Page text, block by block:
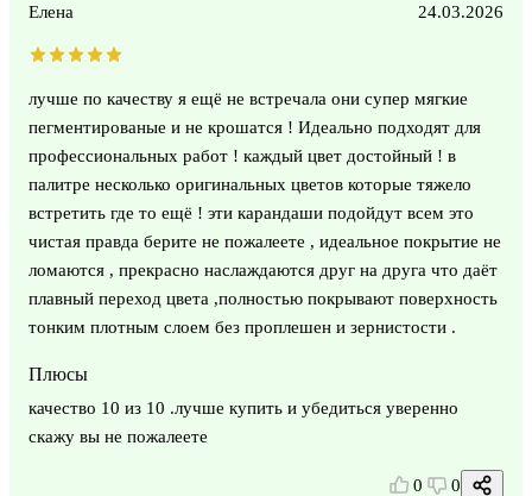
Елена 24.03.2026
лучше по качеству я ещё не встречала они супер мягкие
пегментированые и не крошатся ! Идеально подходят для
профессиональных работ ! каждый цвет достойный ! в
палитре несколько оригинальных цветов которые тяжело
встретить где то ещё ! эти карандаши подойдут всем это
чистая правда берите не пожалеете , идеальное покрытие не
ломаются , прекрасно наслаждаются друг на друга что даёт
плавный переход цвета ,полностью покрывают поверхность
тонким плотным слоем без проплешен и зернистости .
Плюсы
качество 10 из 10 .лучше купить и убедиться уверенно
скажу вы не пожалеете
0 0